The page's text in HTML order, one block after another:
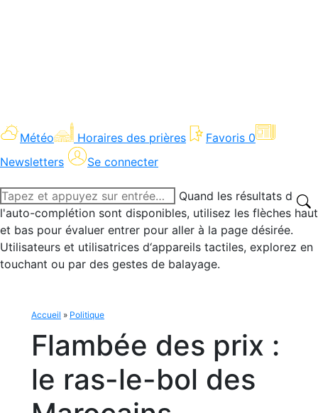
Météo Horaires des prières Favoris 0
Newsletters
Se connecter
Recherche
:
Quand les résultats de
l'auto-complétion sont disponibles, utilisez les flèches haut
et bas pour évaluer entrer pour aller à la page désirée.
Utilisateurs et utilisatrices d‘appareils tactiles, explorez en
touchant ou par des gestes de balayage.
Accueil » Politique
Flambée des prix :
le ras-le-bol des